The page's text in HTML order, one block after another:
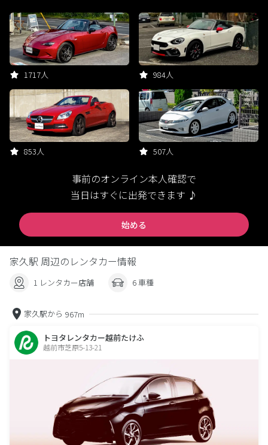
1717人 984人
853人 507人
事前のオンライン本人確認で
当日はすぐに出発できます ♪
始める
家久駅 周辺のレンタカー情報
1 レンタカー店舗 6 車種
家久駅から 967m
トヨタレンタカー越前たけふ
越前市芝原5-13-21